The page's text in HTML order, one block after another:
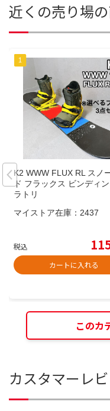
近くの売り場
K2 WWW FLUX RL スノ
ド フラックス ビンディ
ラトリ
マイストア在庫： 2437
税込
カートに入れる
このカ
カスタマーレ